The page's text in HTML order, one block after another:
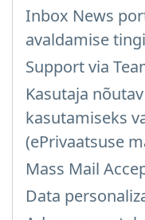
Inbox News
avaldamise
Support via
Kasutaja
kasutamiseks
(ePrivaatsuse
Mass Mail
Data